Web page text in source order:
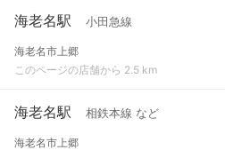
海老名駅 小田急線
海老名市上郷
このページの店舗から 2.5 km
海老名駅 相鉄本線 など
海老名市上郷